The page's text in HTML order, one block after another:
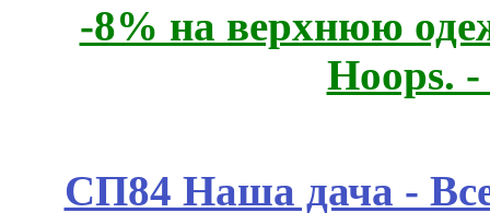
-8% на верхнюю
Hoops.
СП84 Наша дача -